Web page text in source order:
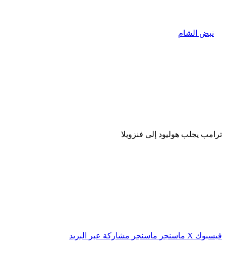
ترامب يجلب هوليود إلى فنزويلا
فيسبوك ‫X ماسنجر ماسنجر مشاركة عبر البريد